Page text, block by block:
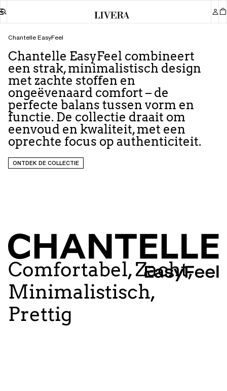
Chantelle EasyFeel
Chantelle EasyFeel combineert
een strak, minimalistisch design
met zachte stoffen en
ongeëvenaard comfort – de
perfecte balans tussen vorm en
functie. De collectie draait om
eenvoud en kwaliteit, met een
oprechte focus op authenticiteit.
ONTDEK DE COLLECTIE
Comfortabel, Zacht,
Minimalistisch,
Prettig